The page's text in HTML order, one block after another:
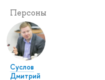
Персоны
Суслов
Дмитрий